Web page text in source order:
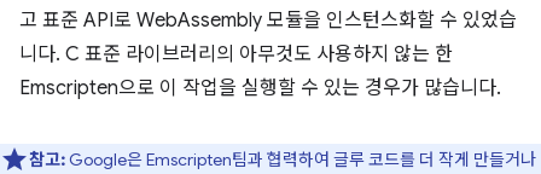
고 표준 API로 WebAssembly 모듈을 인스턴스화할 수 있었습
니다. C 표준 라이브러리의 아무것도 사용하지 않는 한
Emscripten으로 이 작업을 실행할 수 있는 경우가 많습니다.
참고: Google은 Emscripten팀과 협력하여 글루 코드를 더 작게 만들거나